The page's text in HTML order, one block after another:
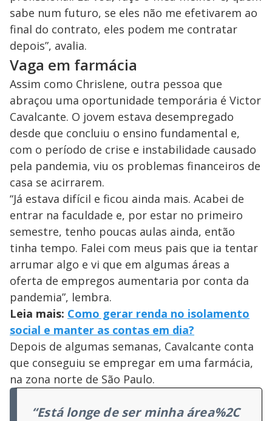
sabe num futuro, se eles não me efetivarem ao
final do contrato, eles podem me contratar
depois”, avalia.
Vaga em farmácia
Assim como Chrislene, outra pessoa que
abraçou uma oportunidade temporária é Victor
Cavalcante. O jovem estava desempregado
desde que concluiu o ensino fundamental e,
com o período de crise e instabilidade causado
pela pandemia, viu os problemas financeiros de
casa se acirrarem.
“Já estava difícil e ficou ainda mais. Acabei de
entrar na faculdade e, por estar no primeiro
semestre, tenho poucas aulas ainda, então
tinha tempo. Falei com meus pais que ia tentar
arrumar algo e vi que em algumas áreas a
oferta de empregos aumentaria por conta da
pandemia”, lembra.
Leia mais: Como gerar renda no isolamento
social e manter as contas em dia?
Depois de algumas semanas, Cavalcante conta
que conseguiu se empregar em uma farmácia,
na zona norte de São Paulo.
“Está longe de ser minha área%2C